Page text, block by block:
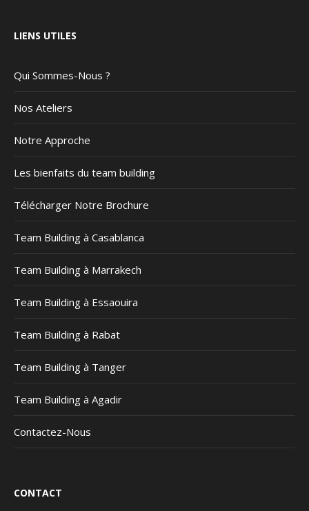
LIENS UTILES
Qui Sommes-Nous ?
Nos Ateliers
Notre Approche
Les bienfaits du team building
Télécharger Notre Brochure
Team Building à Casablanca
Team Building à Marrakech
Team Building à Essaouira
Team Building à Rabat
Team Building à Tanger
Team Building à Agadir
Contactez-Nous
CONTACT